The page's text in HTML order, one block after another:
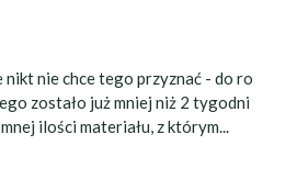
nikt nie chce tego przyznać - do ro
zostało już mniej niż 2 tygodni
ilości materiału, z którym...